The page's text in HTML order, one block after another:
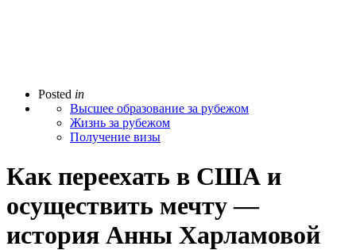
Posted in
Высшее образование за рубежом
Жизнь за рубежом
Получение визы
Как переехать в США и
осуществить мечту —
история Анны Харламовой